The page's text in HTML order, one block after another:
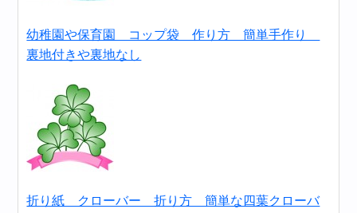
幼稚園や保育園 コップ袋 作り方 簡単手作り
裏地付きや裏地なし
折り紙 クローバー 折り方 簡単な四葉クローバ